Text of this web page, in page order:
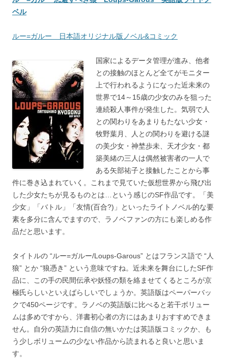
ベル
ルー=ガルー 日本語オリジナル版ノベル&コミック
国家によるデータ管理が進み、他者
との接触のほとんど全てがモニター
上で行われるようになった近未来の
世界で14～15歳の少女のみを狙った
連続殺人事件が発生した。気弱で人
との関わりをあまりもたない少女・
牧野葉月、人との関わりを避ける謎
の美少女・神埜歩未、天才少女・都
築美緒の三人は偶然被害者の一人で
ある矢部祐子と接触したことから事
件に巻き込まれていく。これまで見ていた仮想世界から飛び出
した少女たちが見るものとは…という感じのSF作品です。「美
少女」「バトル」「友情(百合?)」といったライトノベル的な要
素を多分に含んでますので、ラノベファンの方にも楽しめる作
品だと思います。
タイトルの “ルー=ガルー/Loups-Garous” とはフランス語で “人
狼” とか “狼憑き” という意味ですね。近未来を舞台にしたSF作
品に、この手の民間伝承や妖怪の類を絡ませてくるところが京
極氏らしいといえばらしいでしょうか。英語版はペーパーバッ
クで450ページです。ラノベの英語版に比べると若干ボリュー
ムは多めですから、洋書初心者の方にはあまりおすすめできま
せん。自分の英語力に自信の無いかたは英語版コミックか、も
う少しボリュームの少ない作品から読まれると良いと思いま
す。